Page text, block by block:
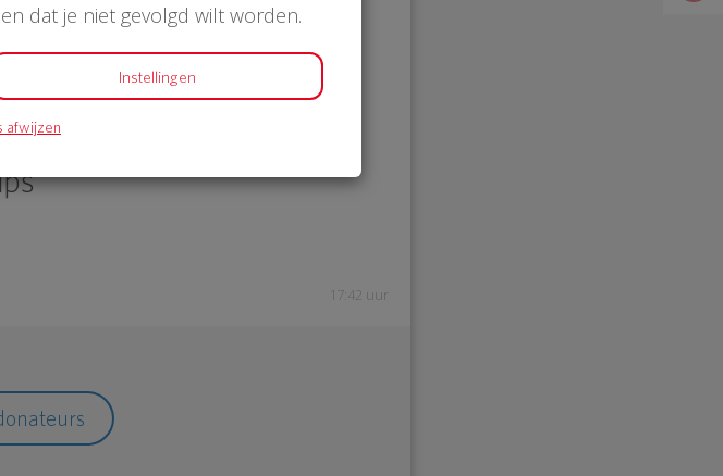
17:42 uur
dat je niet gevolgd wilt worden.
Instellingen
afwijzen